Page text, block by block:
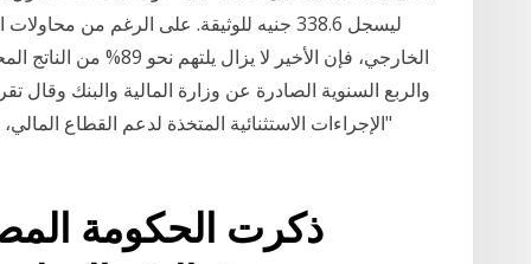
ليسجل 338.6 جنيه للوثيقة. على الرغم من
الخارجي، فإن الأخير لا
والربع السنوية الصادرة عن وزارة المالية والبنك وقال
ذكرت الحكومة